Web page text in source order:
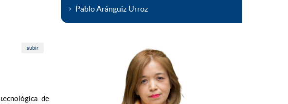
subir
de
Pablo Aránguiz Urroz